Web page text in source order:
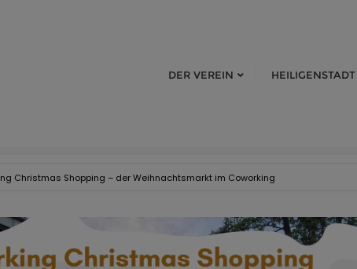
DER VEREIN HEILIGENSTADT
Christmas Shopping – der Weihnachtsmarkt im Coworking